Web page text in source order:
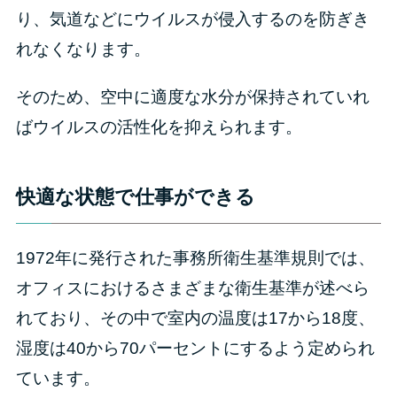
り、気道などにウイルスが侵入するのを防ぎき
れなくなります。
そのため、空中に適度な水分が保持されていれ
ばウイルスの活性化を抑えられます。
快適な状態で仕事ができる
1972年に発行された事務所衛生基準規則では、
オフィスにおけるさまざまな衛生基準が述べら
れており、その中で室内の温度は17から18度、
湿度は40から70パーセントにするよう定められ
ています。